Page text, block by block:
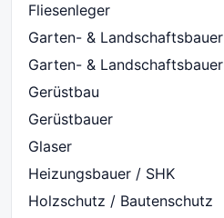
Fliesenleger
Garten- & Landschaftsbauer
Garten- & Landschaftsbauer
Gerüstbau
Gerüstbauer
Glaser
Heizungsbauer / SHK
Holzschutz / Bautenschutz